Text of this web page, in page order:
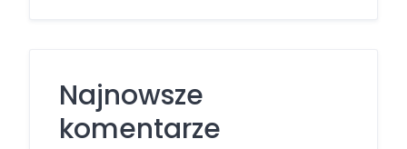
Najnowsze
komentarze